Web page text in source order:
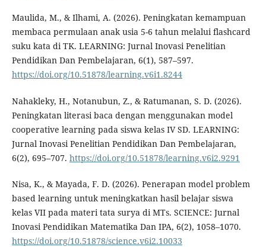
Maulida, M., & Ilhami, A. (2026). Peningkatan kemampuan
membaca permulaan anak usia 5-6 tahun melalui flashcard
suku kata di TK. LEARNING: Jurnal Inovasi Penelitian
Pendidikan Dan Pembelajaran, 6(1), 587–597.
https://doi.org/10.51878/learning.v6i1.8244
Nahakleky, H., Notanubun, Z., & Ratumanan, S. D. (2026).
Peningkatan literasi baca dengan menggunakan model
cooperative learning pada siswa kelas IV SD. LEARNING:
Jurnal Inovasi Penelitian Pendidikan Dan Pembelajaran,
6(2), 695–707. https://doi.org/10.51878/learning.v6i2.9291
Nisa, K., & Mayada, F. D. (2026). Penerapan model problem
based learning untuk meningkatkan hasil belajar siswa
kelas VII pada materi tata surya di MTs. SCIENCE: Jurnal
Inovasi Pendidikan Matematika Dan IPA, 6(2), 1058–1070.
https://doi.org/10.51878/science.v6i2.10033